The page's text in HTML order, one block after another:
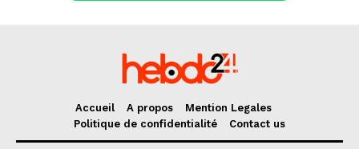
Accueil A propos
Mention Legales
Politique de confidentialité
Contact us